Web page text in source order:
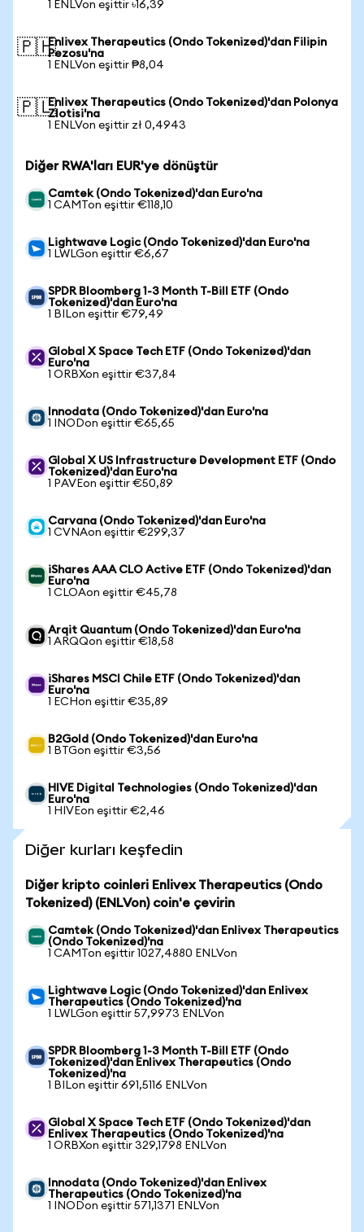
1 ENLVon eşittir ৳16,39
🇵🇭Enlivex Therapeutics (Ondo Tokenized)'dan Filipin
Pezosu'na
1 ENLVon eşittir ₱8,04
🇵🇱Enlivex Therapeutics (Ondo Tokenized)'dan Polonya
Zlotisi'na
1 ENLVon eşittir zł 0,4943
Diğer RWA'ları EUR'ye dönüştür
Camtek (Ondo Tokenized)'dan Euro'na
1 CAMTon eşittir €118,10
Lightwave Logic (Ondo Tokenized)'dan Euro'na
1 LWLGon eşittir €6,67
SPDR Bloomberg 1-3 Month T-Bill ETF (Ondo
Tokenized)'dan Euro'na
1 BILon eşittir €79,49
Global X Space Tech ETF (Ondo Tokenized)'dan
Euro'na
1 ORBXon eşittir €37,84
Innodata (Ondo Tokenized)'dan Euro'na
1 INODon eşittir €65,65
Global X US Infrastructure Development ETF (Ondo
Tokenized)'dan Euro'na
1 PAVEon eşittir €50,89
Carvana (Ondo Tokenized)'dan Euro'na
1 CVNAon eşittir €299,37
iShares AAA CLO Active ETF (Ondo Tokenized)'dan
Euro'na
1 CLOAon eşittir €45,78
Arqit Quantum (Ondo Tokenized)'dan Euro'na
1 ARQQon eşittir €18,58
iShares MSCI Chile ETF (Ondo Tokenized)'dan
Euro'na
1 ECHon eşittir €35,89
B2Gold (Ondo Tokenized)'dan Euro'na
1 BTGon eşittir €3,56
HIVE Digital Technologies (Ondo Tokenized)'dan
Euro'na
1 HIVEon eşittir €2,46
Diğer kurları keşfedin
Diğer kripto coinleri Enlivex Therapeutics (Ondo
Tokenized) (ENLVon) coin'e çevirin
Camtek (Ondo Tokenized)'dan Enlivex Therapeutics
(Ondo Tokenized)'na
1 CAMTon eşittir 1027,4880 ENLVon
Lightwave Logic (Ondo Tokenized)'dan Enlivex
Therapeutics (Ondo Tokenized)'na
1 LWLGon eşittir 57,9973 ENLVon
SPDR Bloomberg 1-3 Month T-Bill ETF (Ondo
Tokenized)'dan Enlivex Therapeutics (Ondo
Tokenized)'na
1 BILon eşittir 691,5116 ENLVon
Global X Space Tech ETF (Ondo Tokenized)'dan
Enlivex Therapeutics (Ondo Tokenized)'na
1 ORBXon eşittir 329,1798 ENLVon
Innodata (Ondo Tokenized)'dan Enlivex
Therapeutics (Ondo Tokenized)'na
1 INODon eşittir 571,1371 ENLVon